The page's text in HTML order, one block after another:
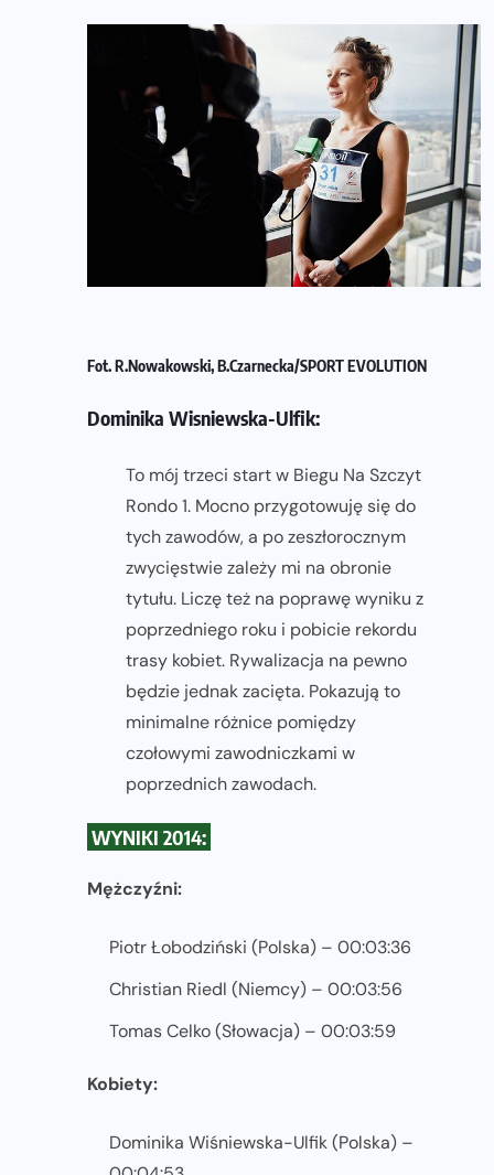
Fot. R.Nowakowski, B.Czarnecka/SPORT EVOLUTION
Dominika Wisniewska-Ulfik:
To mój trzeci start w Biegu Na Szczyt
Rondo 1. Mocno przygotowuję się do
tych zawodów, a po zeszłorocznym
zwycięstwie zależy mi na obronie
tytułu. Liczę też na poprawę wyniku z
poprzedniego roku i pobicie rekordu
trasy kobiet. Rywalizacja na pewno
będzie jednak zacięta. Pokazują to
minimalne różnice pomiędzy
czołowymi zawodniczkami w
poprzednich zawodach.
WYNIKI 2014:
Mężczyźni:
Piotr Łobodziński (Polska) – 00:03:36
Christian Riedl (Niemcy) – 00:03:56
Tomas Celko (Słowacja) – 00:03:59
Kobiety:
Dominika Wiśniewska-Ulfik (Polska) –